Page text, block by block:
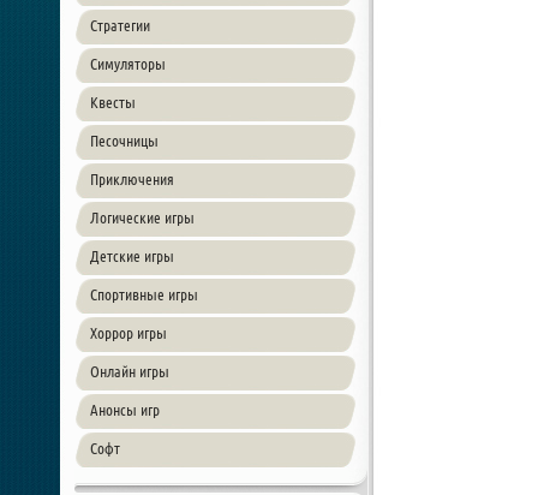
Стратегии
Симуляторы
Квесты
Песочницы
Приключения
Логические игры
Детские игры
Спортивные игры
Хоррор игры
Онлайн игры
Анонсы игр
Софт